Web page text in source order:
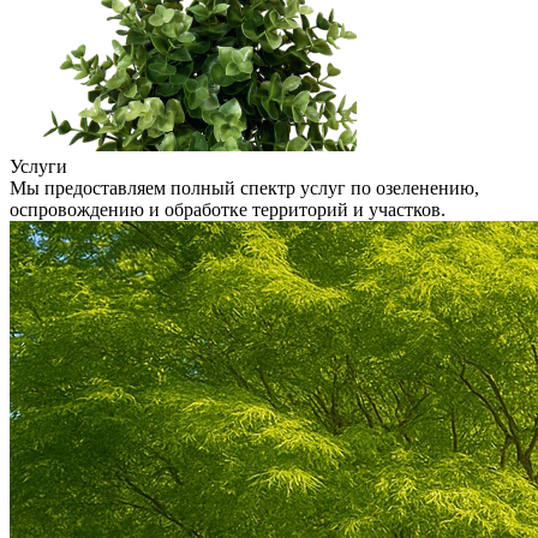
Услуги
Мы предоставляем полный спектр услуг по озеленению,
оспровождению и обработке территорий и участков.